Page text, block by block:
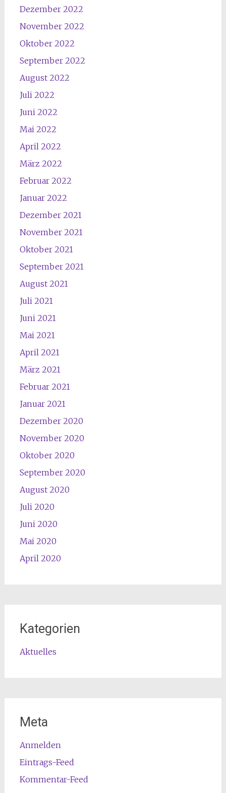
Dezember 2022
November 2022
Oktober 2022
September 2022
August 2022
Juli 2022
Juni 2022
Mai 2022
April 2022
März 2022
Februar 2022
Januar 2022
Dezember 2021
November 2021
Oktober 2021
September 2021
August 2021
Juli 2021
Juni 2021
Mai 2021
April 2021
März 2021
Februar 2021
Januar 2021
Dezember 2020
November 2020
Oktober 2020
September 2020
August 2020
Juli 2020
Juni 2020
Mai 2020
April 2020
Kategorien
Aktuelles
Meta
Anmelden
Eintrags-Feed
Kommentar-Feed